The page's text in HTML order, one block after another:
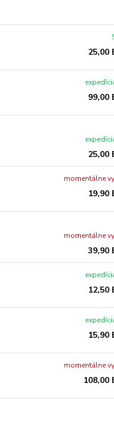
25,00
99,00
25,00
19,90
momentálne
39,90
momentálne
12,50
15,90
108,00
momentálne